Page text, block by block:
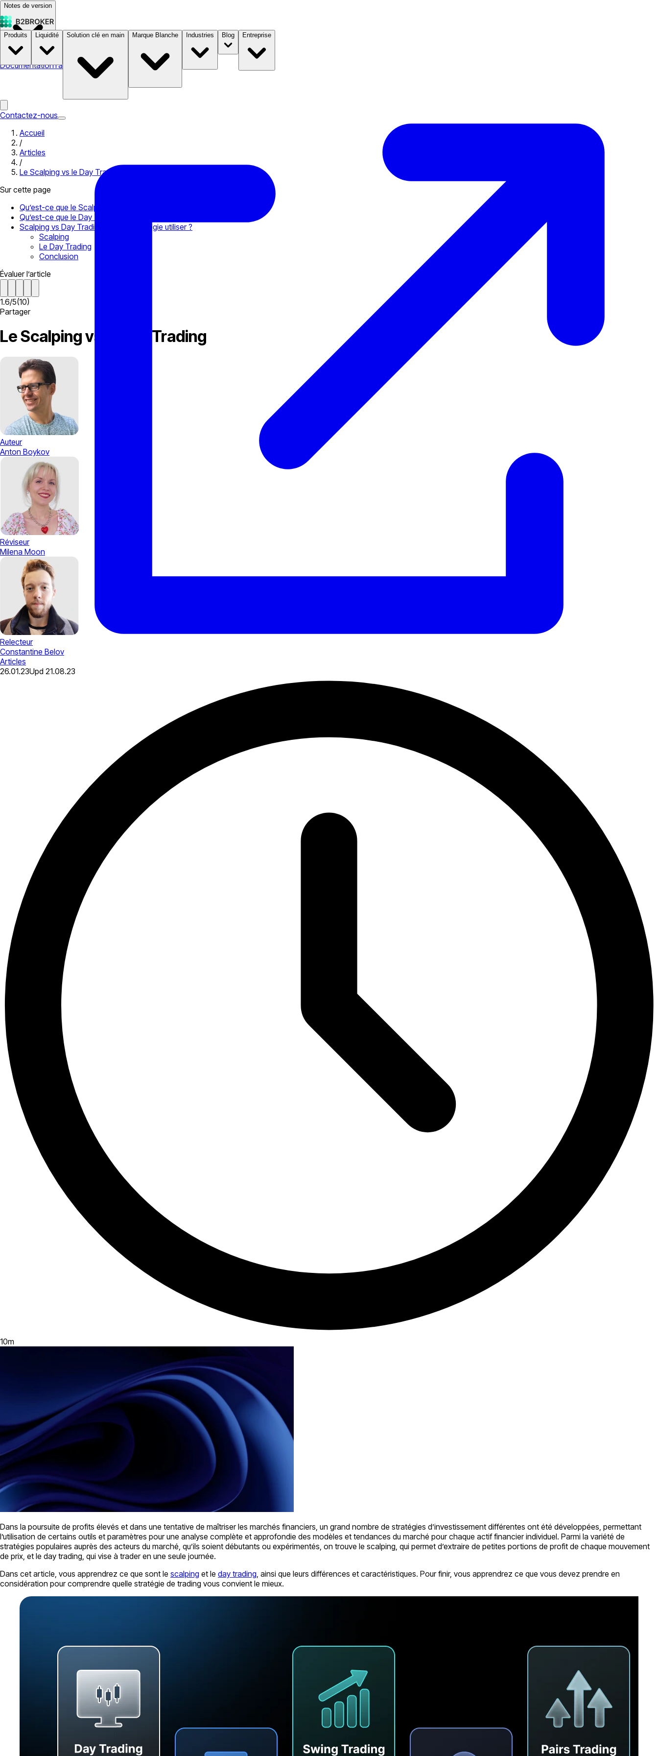
Notes de version
DocumentationTarifs B2STORE
Produits Liquidité Solution clé en main Marque Blanche Industries Blog Entreprise
Contactez-nous
Accueil
/
Articles
/
Le Scalping vs le Day Trading
Sur cette page
Qu’est-ce que le Scalping ?
Qu’est-ce que le Day Trading ?
Scalping vs Day Trading : Quelle stratégie utiliser ?
Scalping
Le Day Trading
Conclusion
Évaluer l’article
1.6/5(10)
Partager
Le Scalping vs le Day Trading
Auteur
Anton Boykov
Réviseur
Milena Moon
Relecteur
Constantine Belov
Articles
26.01.23Upd 21.08.23
10m
Dans la poursuite de profits élevés et dans une tentative de maîtriser les marchés financiers, un grand nombre de stratégies d’investissement différentes ont été développées, permettant
l’utilisation de certains outils et paramètres pour une analyse complète et approfondie des modèles et tendances du marché pour chaque actif financier individuel. Parmi la variété de
stratégies populaires auprès des acteurs du marché, qu’ils soient débutants ou expérimentés, on trouve le scalping, qui permet d’extraire de petites portions de profit de chaque mouvement
de prix, et le day trading, qui vise à trader en une seule journée.
Dans cet article, vous apprendrez ce que sont le scalping et le day trading , ainsi que leurs différences et caractéristiques. Pour finir, vous apprendrez ce que vous devez prendre en
considération pour comprendre quelle stratégie de trading vous convient le mieux.